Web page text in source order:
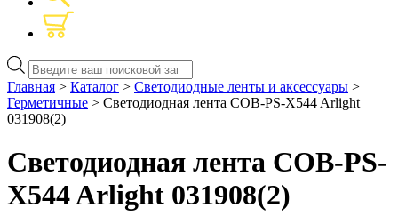
Поиск
товаров
Главная > Каталог > Светодиодные ленты и аксессуары >
Герметичные > Светодиодная лента COB-PS-X544 Arlight
031908(2)
Светодиодная лента COB-PS-
X544 Arlight 031908(2)